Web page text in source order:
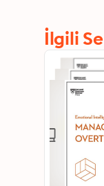
İlgili